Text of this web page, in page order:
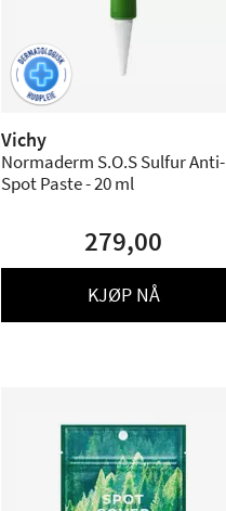
Vichy
Normaderm S.O.S Sulfur Anti-
Spot Paste - 20 ml
279,00
KJØP NÅ